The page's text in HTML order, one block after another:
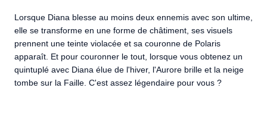
Lorsque Diana blesse au moins deux ennemis avec son ultime,
elle se transforme en une forme de châtiment, ses visuels
prennent une teinte violacée et sa couronne de Polaris
apparaît. Et pour couronner le tout, lorsque vous obtenez un
quintuplé avec Diana élue de l'hiver, l'Aurore brille et la neige
tombe sur la Faille. C'est assez légendaire pour vous ?